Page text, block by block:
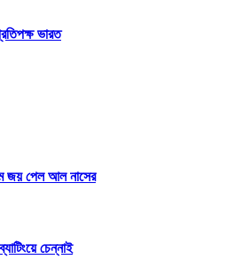
ভারত
জয় পেল আল নাসের
চেন্নাই